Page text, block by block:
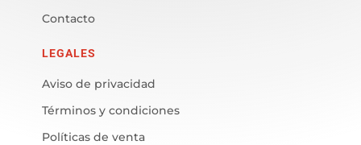
Contacto
LEGALES
Aviso de privacidad
Términos y condiciones
Políticas de venta